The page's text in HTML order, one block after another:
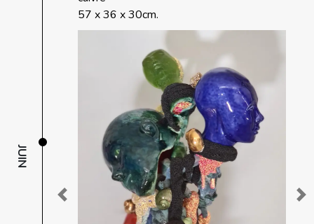
JUIN
57 x 36 x 30cm.
Previous